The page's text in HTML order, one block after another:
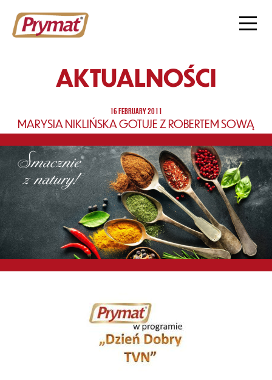
AKTUALNOŚCI
16 FEBRUARY 2011
MARYSIA NIKLIŃSKA GOTUJE Z ROBERTEM SOWĄ